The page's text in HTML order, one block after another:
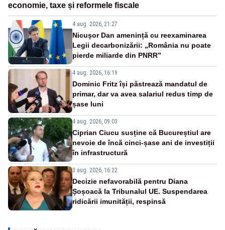
economie, taxe și reformele fiscale
4 aug. 2026, 21:27
Nicușor Dan amenință cu reexaminarea
Legii decarbonizării: „România nu poate
pierde miliarde din PNRR”
4 aug. 2026, 16:19
Dominic Fritz își păstrează mandatul de
primar, dar va avea salariul redus timp de
șase luni
4 aug. 2026, 09:03
Ciprian Ciucu susține că Bucureștiul are
nevoie de încă cinci-șase ani de investiții
în infrastructură
3 aug. 2026, 16:22
Decizie nefavorabilă pentru Diana
Șoșoacă la Tribunalul UE. Suspendarea
ridicării imunității, respinsă